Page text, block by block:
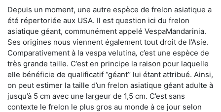
Depuis un moment, une autre espèce de frelon asiatique a
été répertoriée aux USA. Il est question ici du frelon
asiatique géant, communément appelé VespaMandarinia.
Ses origines nous viennent également tout droit de l’Asie.
Comparativement à la vespa velutina, c’est une espèce de
très grande taille. C’est en principe la raison pour laquelle
elle bénéficie de qualificatif ‘’géant’’ lui étant attribué. Ainsi,
on peut estimer la taille d’un frelon asiatique géant adulte à
jusqu’à 5 cm avec une largeur de 1,5 cm. C’est sans
contexte le frelon le plus gros au monde à ce jour selon